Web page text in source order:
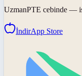
UzmanPTE cebinde —
İndirApp Store